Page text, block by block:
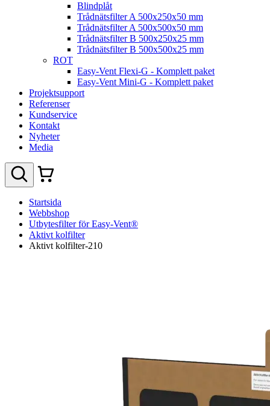
Blindplåt
Trådnätsfilter A 500x250x50 mm
Trådnätsfilter A 500x500x50 mm
Trådnätsfilter B 500x250x25 mm
Trådnätsfilter B 500x500x25 mm
ROT
Easy-Vent Flexi-G - Komplett paket
Easy-Vent Mini-G - Komplett paket
Projektsupport
Referenser
Kundservice
Kontakt
Nyheter
Media
Startsida
Webbshop
Utbytesfilter för Easy-Vent®
Aktivt kolfilter
Aktivt kolfilter-210